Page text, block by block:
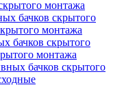
монтажа
бачков скрытого
монтажа
бачков скрытого
монтажа
бачков скрытого